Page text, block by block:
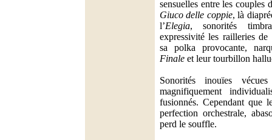
sensuelles entre les couples
Giuco delle coppie, là
l’Elegia, sonorités
expressivité les railleries de
sa polka provocante,
Finale et leur tourbillon
Sonorités inouïes
magnifiquement
fusionnés. Cependant que
perfection orchestrale,
perd le souffle.